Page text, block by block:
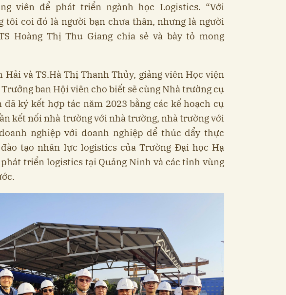
viên để phát triển ngành học Logistics. “Với
tôi coi đó là người bạn chưa thân, nhưng là người
Hoàng Thị Thu Giang chia sẻ và bày tỏ mong
Hải và TS.Hà Thị Thanh Thủy, giảng viên Học viện
Trưởng ban Hội viên cho biết sẽ cùng Nhà trường cụ
đã ký kết hợp tác năm 2023 bằng các kế hoạch cụ
kết nối nhà trường với nhà trường, nhà trường với
nghiệp với doanh nghiệp để thúc đẩy thực
tạo nhân lực logistics của Trường Đại học Hạ
triển logistics tại Quảng Ninh và các tỉnh vùng